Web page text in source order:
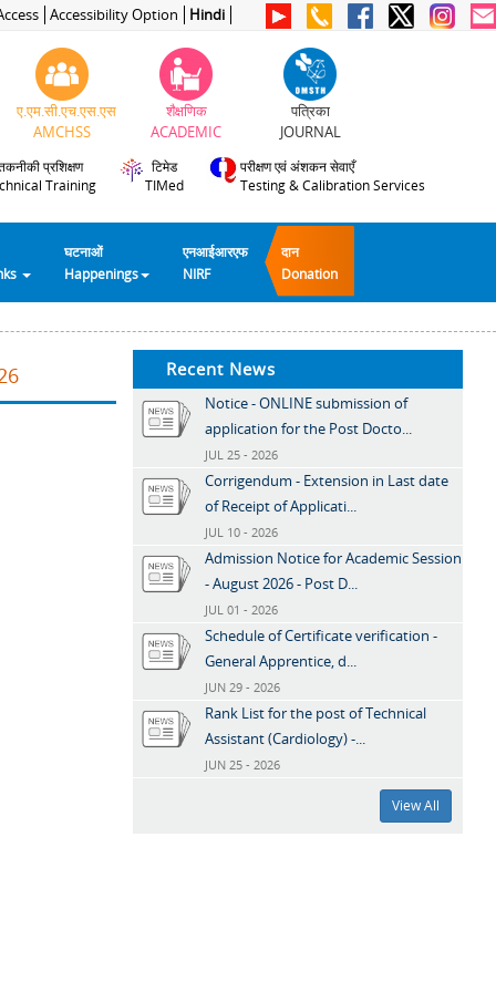
Accessibility Option Hindi
ए.एम.सी.एच.एस.एस
AMCHSS
शैक्षणिक
ACADEMIC
पत्रिका
JOURNAL
प्रशिक्षण
Training
टिमेड
TIMed
परीक्षण एवं अंशकन सेवाएँ
Testing & Calibration Services
घटनाओं
Happenings
एनआईआरएफ
NIRF
दान
Donation
Recent News
Notice - ONLINE submission of
application for the Post Docto...
JUL 25 - 2026
Corrigendum - Extension in Last date
of Receipt of Applicati...
JUL 10 - 2026
Admission Notice for Academic Session
- August 2026 - Post D...
JUL 01 - 2026
Schedule of Certificate verification -
General Apprentice, d...
JUN 29 - 2026
Rank List for the post of Technical
Assistant (Cardiology) -...
JUN 25 - 2026
View All